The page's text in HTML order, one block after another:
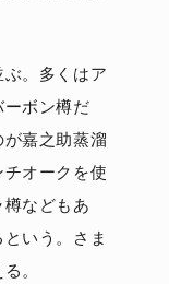
。多くはア
ーボン樽だ
嘉之助蒸溜
オークを使
などもあ
いう。さま
。